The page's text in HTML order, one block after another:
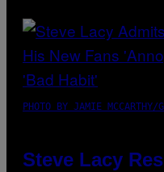
PHOTO BY JAMIE MCCARTHY/
Steve Lacy